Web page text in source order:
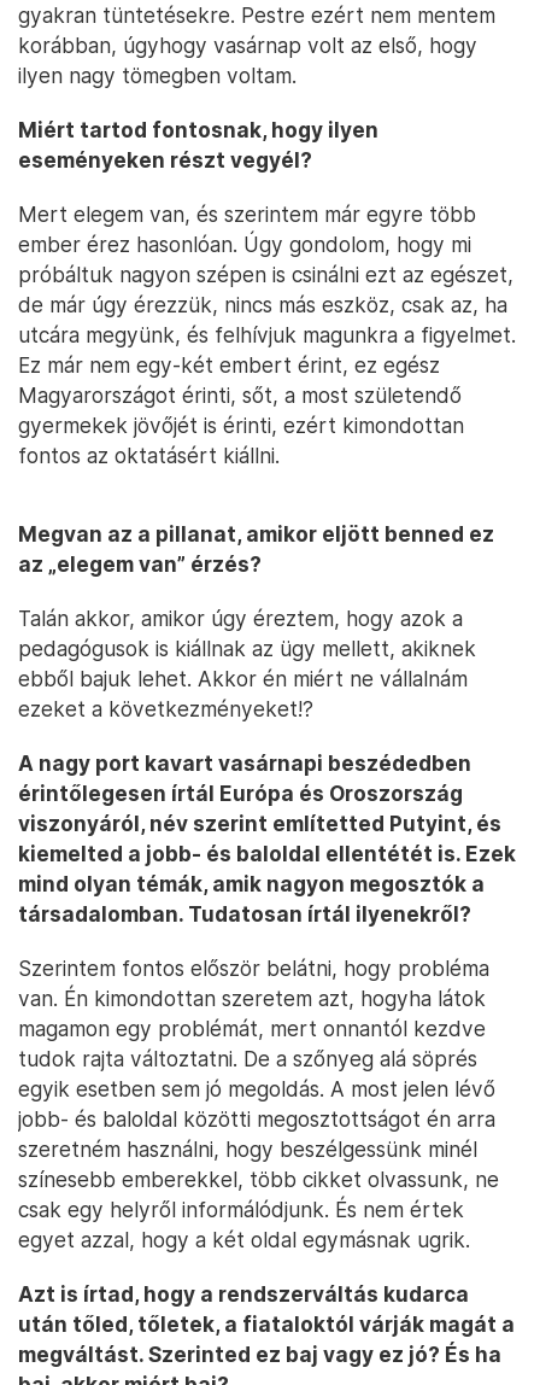
gyakran tüntetésekre. Pestre ezért nem mentem
korábban, úgyhogy vasárnap volt az első, hogy
ilyen nagy tömegben voltam.
Miért tartod fontosnak, hogy ilyen
eseményeken részt vegyél?
Mert elegem van, és szerintem már egyre több
ember érez hasonlóan. Úgy gondolom, hogy mi
próbáltuk nagyon szépen is csinálni ezt az egészet,
de már úgy érezzük, nincs más eszköz, csak az, ha
utcára megyünk, és felhívjuk magunkra a figyelmet.
Ez már nem egy-két embert érint, ez egész
Magyarországot érinti, sőt, a most születendő
gyermekek jövőjét is érinti, ezért kimondottan
fontos az oktatásért kiállni.
Megvan az a pillanat, amikor eljött benned ez
az „elegem van” érzés?
Talán akkor, amikor úgy éreztem, hogy azok a
pedagógusok is kiállnak az ügy mellett, akiknek
ebből bajuk lehet. Akkor én miért ne vállalnám
ezeket a következményeket!?
A nagy port kavart vasárnapi beszédedben
érintőlegesen írtál Európa és Oroszország
viszonyáról, név szerint említetted Putyint, és
kiemelted a jobb- és baloldal ellentétét is. Ezek
mind olyan témák, amik nagyon megosztók a
társadalomban. Tudatosan írtál ilyenekről?
Szerintem fontos először belátni, hogy probléma
van. Én kimondottan szeretem azt, hogyha látok
magamon egy problémát, mert onnantól kezdve
tudok rajta változtatni. De a szőnyeg alá söprés
egyik esetben sem jó megoldás. A most jelen lévő
jobb- és baloldal közötti megosztottságot én arra
szeretném használni, hogy beszélgessünk minél
színesebb emberekkel, több cikket olvassunk, ne
csak egy helyről informálódjunk. És nem értek
egyet azzal, hogy a két oldal egymásnak ugrik.
Azt is írtad, hogy a rendszerváltás kudarca
után tőled, tőletek, a fiataloktól várják magát a
megváltást. Szerinted ez baj vagy ez jó? És ha